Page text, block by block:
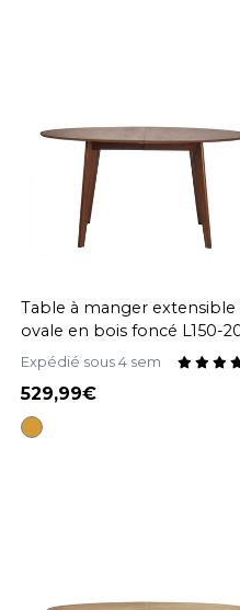
Table à manger extensible
ovale en bois foncé L150-
MARIK
Expédié sous 4 sem
529,99